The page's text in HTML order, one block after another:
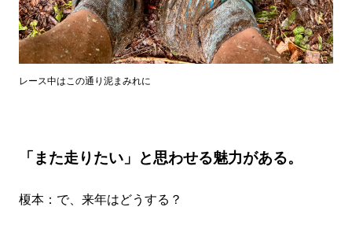
レース中はこの通り泥まみれに
「また走りたい」と思わせる魅力がある。
榎本：で、来年はどうする？